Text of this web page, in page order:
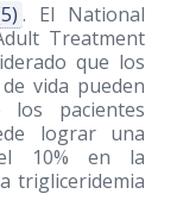
. El National
Treatment
que los
vida pueden
los pacientes
lograr una
10% en la
trigliceridemia